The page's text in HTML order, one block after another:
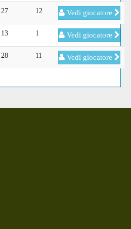
27 12 Vedi giocatore
13 1 Vedi giocatore
28 11 Vedi giocatore